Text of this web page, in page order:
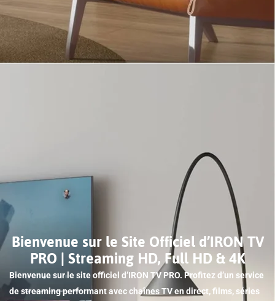
Bienvenue sur le Site Officiel d’IRON TV
PRO | Streaming HD, Full HD & 4K
Bienvenue sur le site officiel d’IRON TV PRO. Profitez d’un service
de streaming performant avec chaînes TV en direct, films, séries